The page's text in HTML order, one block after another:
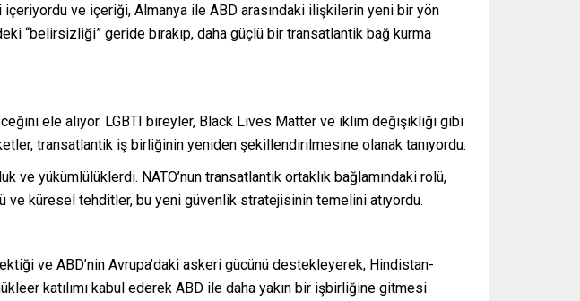
ve içeriği, Almanya ile ABD arasındaki ilişkilerin yeni bir yön
“belirsizliği” geride bırakıp, daha güçlü bir transatlantik bağ kurma
ele alıyor. LGBTI bireyler, Black Lives Matter ve iklim değişikliği gibi
transatlantik iş birliğinin yeniden şekillendirilmesine olanak tanıyordu.
ve yükümlülüklerdi. NATO’nun transatlantik ortaklık bağlamındaki rolü,
ve küresel tehditler, bu yeni güvenlik stratejisinin temelini atıyordu.
ve ABD’nin Avrupa’daki askeri gücünü destekleyerek, Hindistan-
katılımı kabul ederek ABD ile daha yakın bir işbirliğine gitmesi